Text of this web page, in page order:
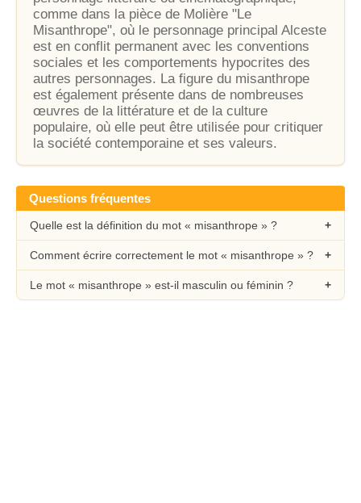
comme dans la pièce de Molière "Le
Misanthrope", où le personnage principal Alceste
est en conflit permanent avec les conventions
sociales et les comportements hypocrites des
autres personnages. La figure du misanthrope
est également présente dans de nombreuses
œuvres de la littérature et de la culture
populaire, où elle peut être utilisée pour critiquer
la société contemporaine et ses valeurs.
Questions fréquentes
Quelle est la définition du mot « misanthrope » ?
Comment écrire correctement le mot « misanthrope » ?
Le mot « misanthrope » est-il masculin ou féminin ?